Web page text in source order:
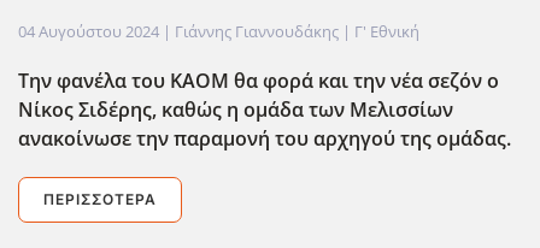
04 Αυγούστου 2024 | Γιάννης Γιαννουδάκης | Γ' Εθνική
Την φανέλα του ΚΑΟΜ θα φορά και την νέα σεζόν ο
Νίκος Σιδέρης, καθώς η ομάδα των Μελισσίων
ανακοίνωσε την παραμονή του αρχηγού της ομάδας.
ΠΕΡΙΣΣΌΤΕΡΑ